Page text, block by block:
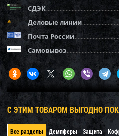
СДЭК
Деловые линии
Почта России
Самовывоз
С ЭТИМ ТОВАРОМ ВЫГОДНО
Все разделы Демпферы Защита